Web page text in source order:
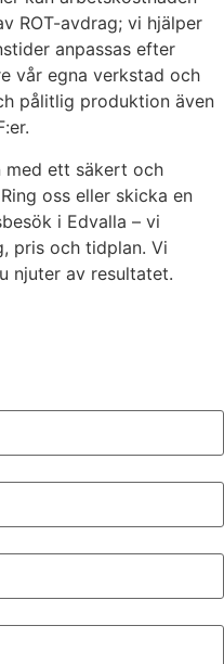
ROT-avdrag; vi hjälper
anpassas efter
vår egna verkstad och
pålitlig produktion även
med ett säkert och
oss eller skicka en
i Edvalla – vi
pris och tidplan. Vi
njuter av resultatet.